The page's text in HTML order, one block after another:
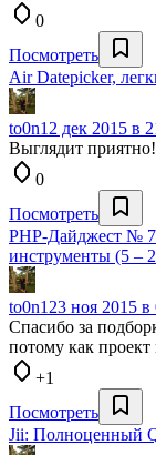
0
Посмотреть
Air Datepicker,
to0n1 2 дек 2015 в
Выглядит
0
Посмотреть
PHP-Дайджест №
инструменты (5 –
to0n1 23 ноя 2015 в
Спасибо за
потому как
+1
Посмотреть
Jii: Полноценный